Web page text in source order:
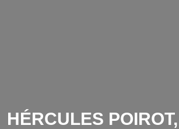
HÉRCULES POIROT,